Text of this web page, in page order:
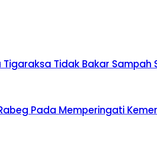
Tidak Bakar
Pada Memperingati